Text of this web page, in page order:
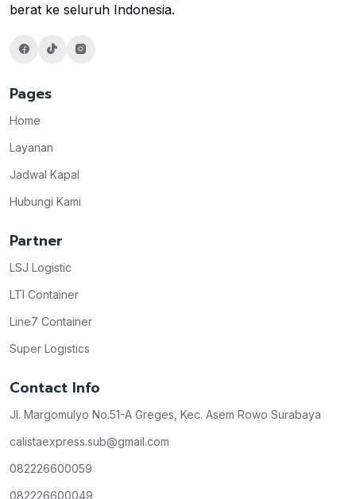
berat ke seluruh Indonesia.
Pages
Home
Layanan
Jadwal Kapal
Hubungi Kami
Partner
LSJ Logistic
LTI Container
Line7 Container
Super Logistics
Contact Info
Jl. Margomulyo No.51-A Greges, Kec. Asem Rowo Surabaya
calistaexpress.sub@gmail.com
082226600059
082226600049